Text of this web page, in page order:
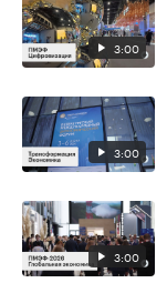
3:00
3:00
3:00